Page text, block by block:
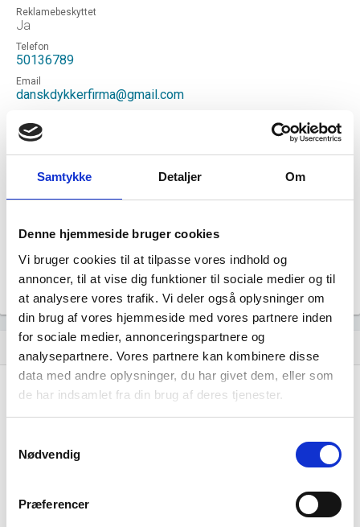
Samtykke Detaljer Om
Denne hjemmeside bruger cookies
Vi bruger cookies til at tilpasse vores indhold og
annoncer, til at vise dig funktioner til sociale medier og til
at analysere vores trafik. Vi deler også oplysninger om
din brug af vores hjemmeside med vores partnere inden
for sociale medier, annonceringspartnere og
analysepartnere. Vores partnere kan kombinere disse
data med andre oplysninger, du har givet dem, eller som
de har indsamlet fra din brug af deres tjenester.
Nødvendig
Præferencer
Reklamebeskyttet
Ja
Telefon
50136789
Email
danskdykkerfirma@gmail.com
dansk dykkerfirma ApS
Revision fravalgt
Selskabets formål er at udøve virksomhed med handel og
Tegningsregel
Selskabet tegnes af en direktør.
Udvikling i antal ansatte
beskæftigelse endnu. Vi kan derfor ikke